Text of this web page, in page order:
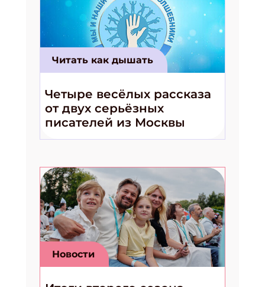
Читать как дышать
Четыре весёлых рассказа
от двух серьёзных
писателей из Москвы
Новости